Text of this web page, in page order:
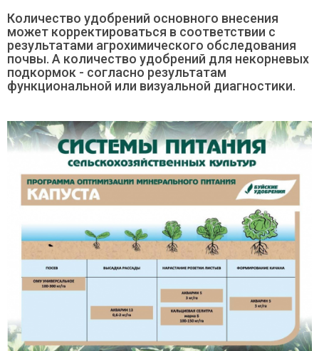
Количество удобрений основного внесения
может корректироваться в соответствии с
результатами агрохимического обследования
почвы. А количество удобрений для некорневых
подкормок - согласно результатам
функциональной или визуальной диагностики.